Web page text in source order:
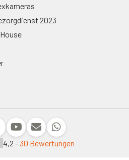
2023
4,2 -30 Bewertungen